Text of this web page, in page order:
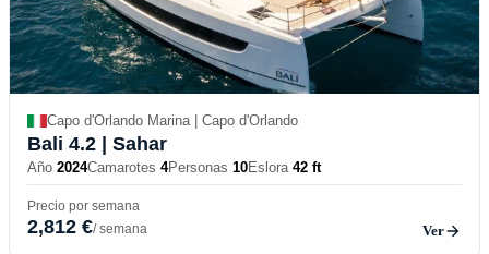
Capo d'Orlando Marina | Capo d'Orlando
Bali 4.2 | Sahar
Año 2024Camarotes 4Personas 10Eslora 42 ft
Precio por semana
2,812 €/ semana Ver